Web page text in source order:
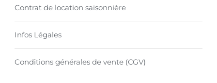
Contrat de location saisonnière
Infos Légales
Conditions générales de vente (CGV)